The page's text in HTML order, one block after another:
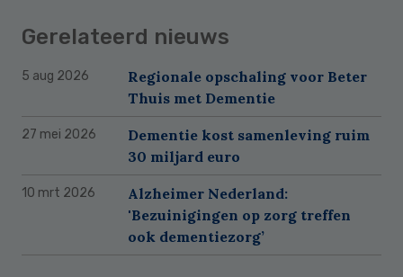
Gerelateerd nieuws
5 aug 2026
Regionale opschaling voor Beter
Thuis met Dementie
27 mei 2026
Dementie kost samenleving ruim
30 miljard euro
10 mrt 2026
Alzheimer Nederland:
'Bezuinigingen op zorg treffen
ook dementiezorg’